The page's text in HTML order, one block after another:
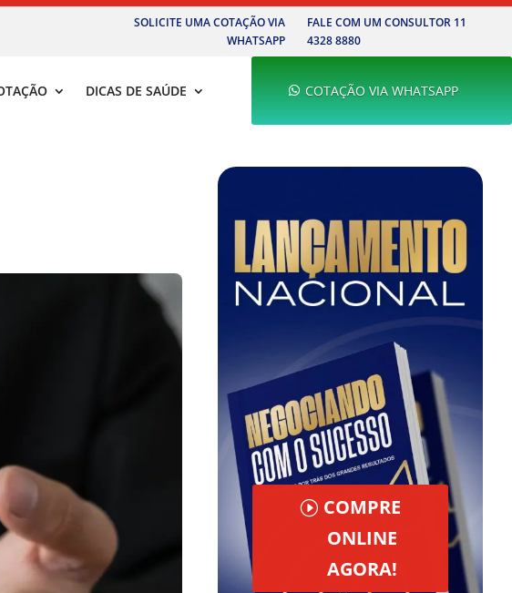
SOLICITE UMA COTAÇÃO VIA
WHATSAPP
FALE COM UM CONSULTOR 11
4328 8880
DICAS DE SAÚDE COTAÇÃO VIA WHATSAPP
COMPRE
ONLINE
AGORA!